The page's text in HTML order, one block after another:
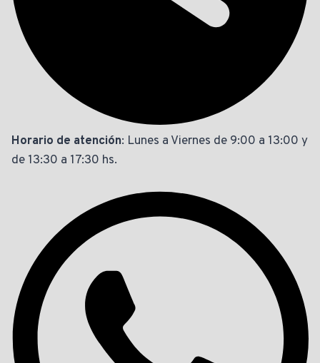
Horario de atención: Lunes a Viernes de 9:00 a 13:00 y
de 13:30 a 17:30 hs.